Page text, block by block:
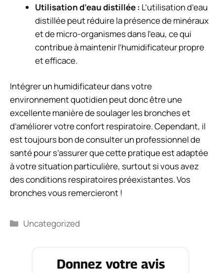
Utilisation d’eau distillée : L’utilisation d’eau
distillée peut réduire la présence de minéraux
et de micro-organismes dans l’eau, ce qui
contribue à maintenir l’humidificateur propre
et efficace.
Intégrer un humidificateur dans votre
environnement quotidien peut donc être une
excellente manière de soulager les bronches et
d’améliorer votre confort respiratoire. Cependant, il
est toujours bon de consulter un professionnel de
santé pour s’assurer que cette pratique est adaptée
à votre situation particulière, surtout si vous avez
des conditions respiratoires préexistantes. Vos
bronches vous remercieront !
Catégories
Uncategorized
Donnez votre avis